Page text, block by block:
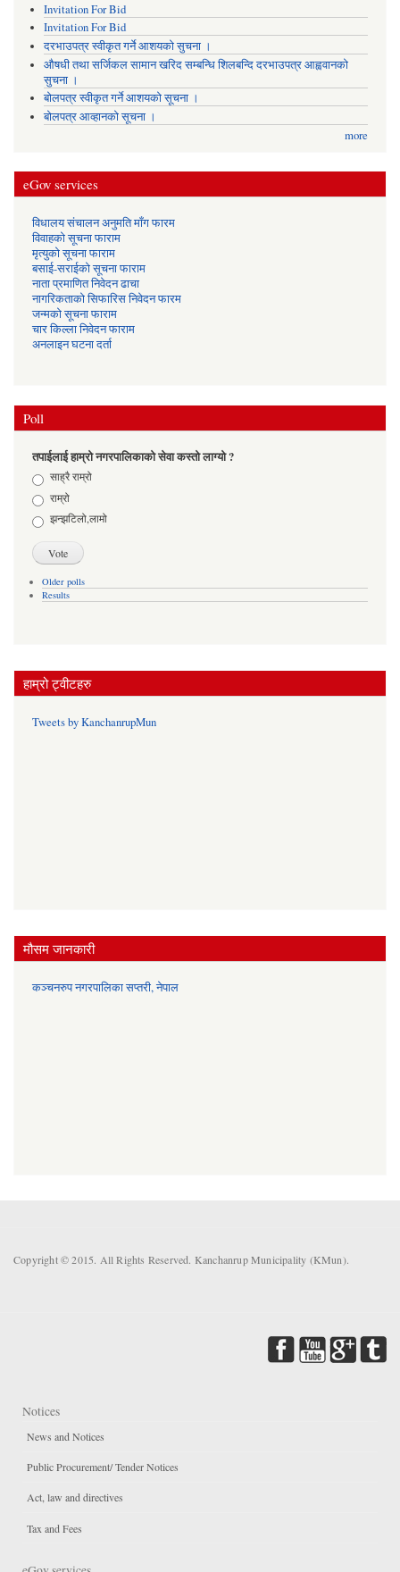
Invitation For Bid
Invitation For Bid
दरभाउपत्र स्वीकृत गर्ने आशयको सुचना ।
औषधी तथा सर्जिकल सामान खरिद सम्बन्धि शिलबन्दि दरभाउपत्र आह्ववानको
सुचना ।
बोलपत्र स्वीकृत गर्ने आशयको सूचना ।
बोलपत्र आव्हानको सूचना ।
more
eGov services
विधालय संचालन अनुमति माँग फारम
विवाहको सूचना फाराम
मृत्युको सूचना फाराम
बसाई-सराईको सूचना फाराम
नाता प्रमाणित निवेदन ढाचा
नागरिकताको सिफारिस निवेदन फारम
जन्मको सूचना फाराम
चार किल्ला निवेदन फाराम
अनलाइन घटना दर्ता
Poll
तपाईलाई हाम्रो नगरपालिकाको सेवा कस्तो लाग्यो ?
Choicesसाह्रै राम्रो
राम्रो
झन्झटिलो,लामो
Older polls
Results
हाम्रो ट्वीटहरु
Tweets by KanchanrupMun
मौसम जानकारी
कञ्चनरुप नगरपालिका सप्तरी, नेपाल
Copyright © 2015. All Rights Reserved. Kanchanrup Municipality (KMun).
Notices
News and Notices
Public Procurement/ Tender Notices
Act, law and directives
Tax and Fees